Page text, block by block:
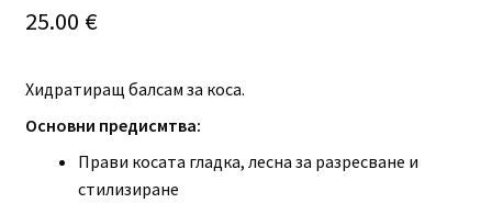
25.00 €
Хидратиращ балсам за коса.
Основни предисмтва:
Прави косата гладка, лесна за разресване и
стилизиране